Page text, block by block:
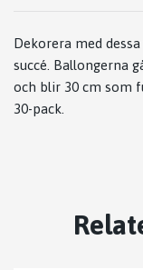
Dekorera med
succé. Ballongerna
och blir 30 cm som
30-pack.